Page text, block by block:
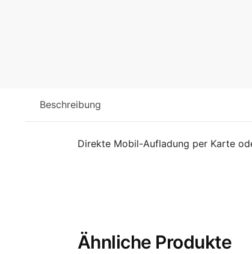
Beschreibung
Direkte Mobil-Aufladung per Karte
Ähnliche Produkte